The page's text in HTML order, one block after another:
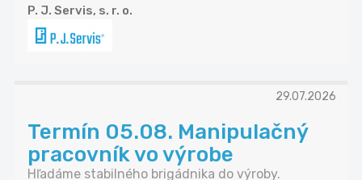
P. J. Servis, s. r. o.
29.07.2026
Termín 05.08. Manipulačný
pracovník vo výrobe
Hľadáme stabilného brigádnika do výroby.